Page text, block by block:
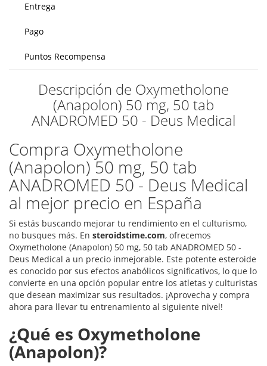
Entrega
Pago
Puntos Recompensa
Descripción de Oxymetholone
(Anapolon) 50 mg, 50 tab
ANADROMED 50 - Deus Medical
Compra Oxymetholone
(Anapolon) 50 mg, 50 tab
ANADROMED 50 - Deus Medical
al mejor precio en España
Si estás buscando mejorar tu rendimiento en el culturismo,
no busques más. En steroidstime.com, ofrecemos
Oxymetholone (Anapolon) 50 mg, 50 tab ANADROMED 50 -
Deus Medical a un precio inmejorable. Este potente esteroide
es conocido por sus efectos anabólicos significativos, lo que lo
convierte en una opción popular entre los atletas y culturistas
que desean maximizar sus resultados. ¡Aprovecha y compra
ahora para llevar tu entrenamiento al siguiente nivel!
¿Qué es Oxymetholone
(Anapolon)?